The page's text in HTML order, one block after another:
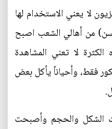
لا يعني الاستخدام لها
من أهالي الشعب اصبح
لا تعني المشاهدة
فقط، وأحياناً يأكل بعض
الشكل والحجم وأصبحت